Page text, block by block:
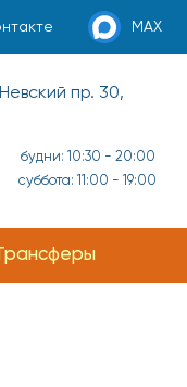
MAX
пр. 30,
будни: 10:30 - 20:00
суббота: 11:00 - 19:00